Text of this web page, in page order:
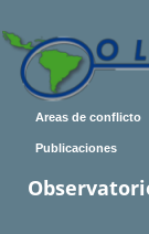
Areas de conflicto
Publicaciones